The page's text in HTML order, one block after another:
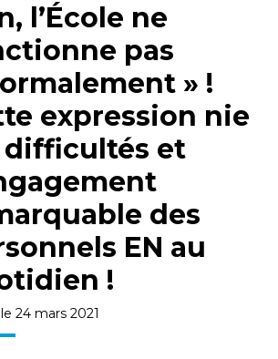
l’École ne
pas
» !
expression nie
difficultés et
des
EN au
!
24 mars 2021